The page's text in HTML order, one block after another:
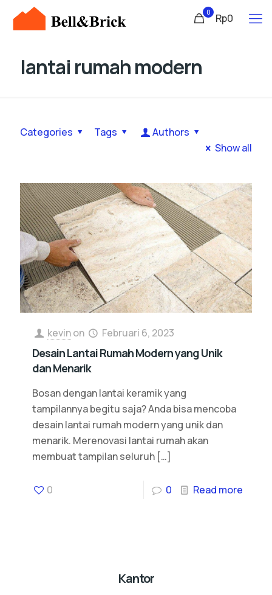
0 Rp0
lantai rumah modern
Categories Tags
Authors
Show all
kevinon Februari 6, 2023
Desain Lantai Rumah Modern yang Unik
dan Menarik
Bosan dengan lantai keramik yang
tampilannya begitu saja? Anda bisa mencoba
desain lantai rumah modern yang unik dan
menarik. Merenovasi lantai rumah akan
membuat tampilan seluruh […]
0 0 Read more
Kantor